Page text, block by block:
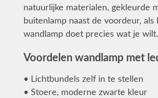
natuurlijke materialen, gekleurde
buitenlamp naast de voordeur,
wandlamp doet precies wat je wilt.
Voordelen wandlamp met
• Lichtbundels zelf in te stellen
• Stoere, moderne zwarte kleur